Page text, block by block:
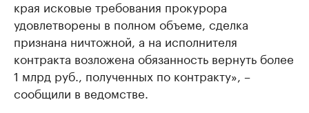
края исковые требования прокурора
удовлетворены в полном объеме, сделка
признана ничтожной, а на исполнителя
контракта возложена обязанность вернуть более
1 млрд руб., полученных по контракту», –
сообщили в ведомстве.